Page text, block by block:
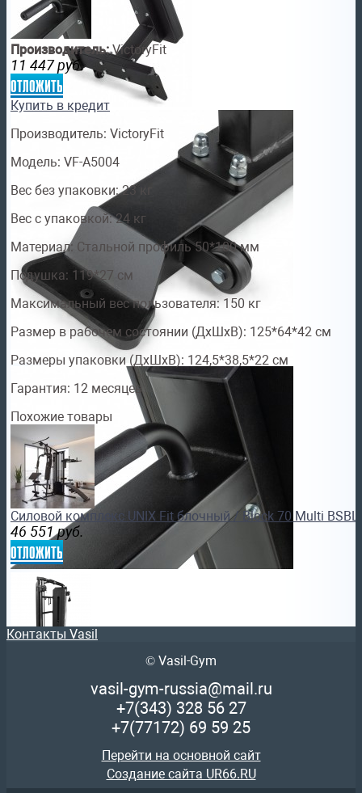
Производитель:VictoryFit
11 447 руб.
отложить
Купить в кредит
Производитель: VictoryFit
Модель: VF-A5004
Вес без упаковки: 23 кг
Вес с упаковкой: 24 кг
Материал: Стальной профиль 50*100 мм
Подушка: 119*27 см
Максимальный вес пользователя: 150 кг
Размер в рабочем состоянии (ДxШxВ): 125*64*42 см
Размеры упаковки (ДxШxВ): 124,5*38,5*22 см
Гарантия: 12 месяцев
Похожие товары
Силовой комплекс UNIX Fit блочный / Block 70 Multi
46 551 руб.
отложить
Двойная регулируемая тяга профессиональный
264 801 руб. 274 202 руб.
Контакты Vasil
© Vasil-Gym
vasil-gym-russia@mail.ru
+7(343) 328 56 27
+7(77172) 69 59 25
Перейти на основной сайт
Создание сайта UR66.RU